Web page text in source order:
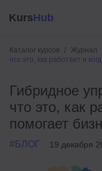
KursHub
Каталог курсов Журнал
что это, как работает и
Гибридное
что это, как
помогает
#БЛОГ 19 декабря